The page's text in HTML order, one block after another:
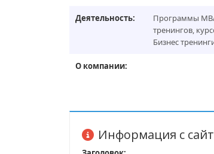
Деятельность:
Программы
тренингов,
Бизнес
О компании:
Информация с